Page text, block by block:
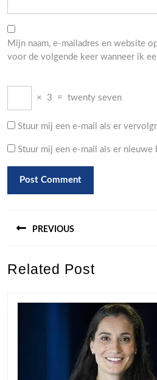
Mijn naam, e-mailadres en website
voor de volgende keer wanneer ik
× 3 = twenty seven
Stuur mij een e-mail als er
Stuur mij een e-mail als er nieuwe
PREVIOUS
post:
Related Post